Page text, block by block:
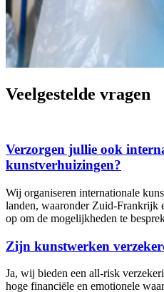
Veelgestelde vragen
Verzorgen jullie ook
kunstverhuizingen?
Wij organiseren internationale
landen, waaronder Zuid-Frankrijk
op om de mogelijkheden te
Zijn kunstwerken
Ja, wij bieden een all-risk
hoge financiële en emotionele